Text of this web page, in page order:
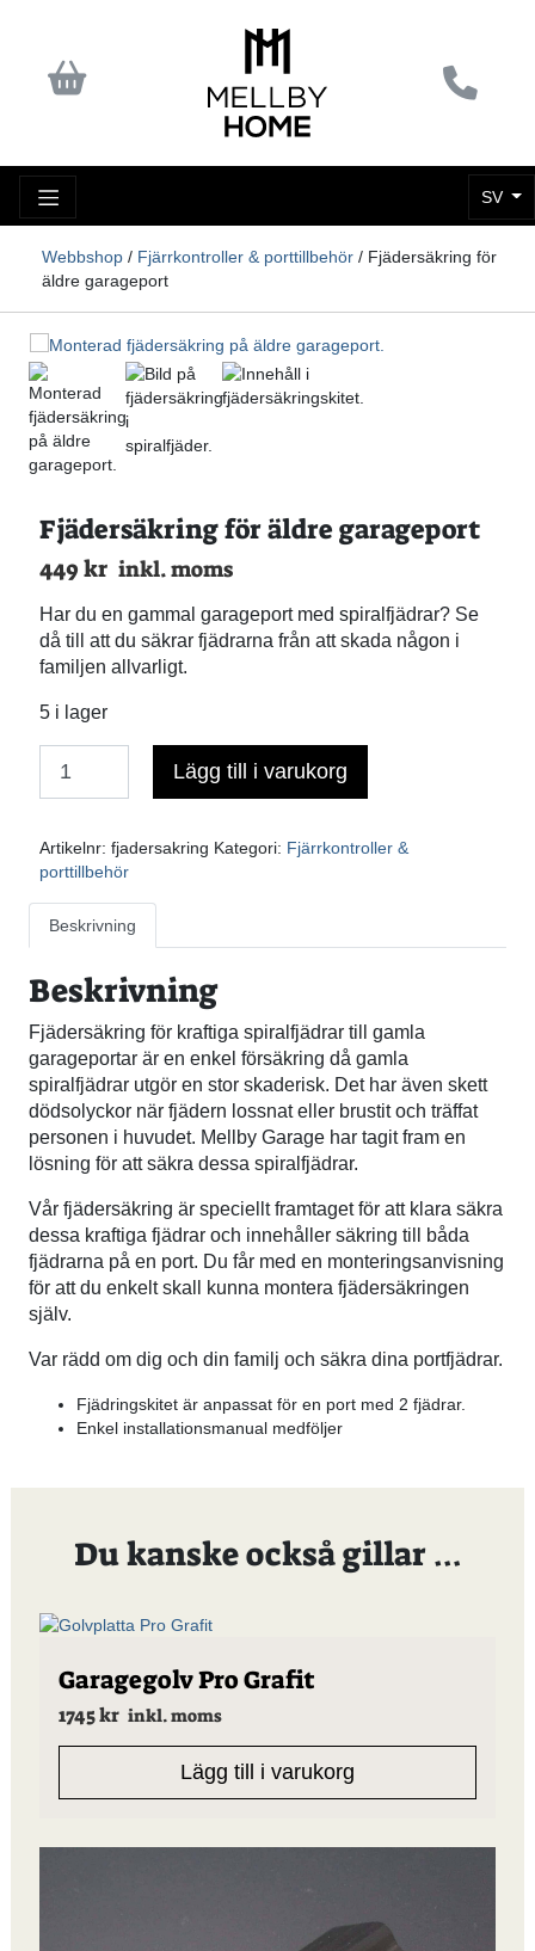
SV
Webbshop / Fjärrkontroller & porttillbehör / Fjädersäkring för
äldre garageport
Fjädersäkring för äldre garageport
449 kr inkl. moms
Har du en gammal garageport med spiralfjädrar? Se
då till att du säkrar fjädrarna från att skada någon i
familjen allvarligt.
5 i lager
Antal
Lägg till i varukorg
Artikelnr: fjadersakring Kategori: Fjärrkontroller &
porttillbehör
Beskrivning
Beskrivning
Fjädersäkring för kraftiga spiralfjädrar till gamla
garageportar är en enkel försäkring då gamla
spiralfjädrar utgör en stor skaderisk. Det har även skett
dödsolyckor när fjädern lossnat eller brustit och träffat
personen i huvudet. Mellby Garage har tagit fram en
lösning för att säkra dessa spiralfjädrar.
Vår fjädersäkring är speciellt framtaget för att klara säkra
dessa kraftiga fjädrar och innehåller säkring till båda
fjädrarna på en port. Du får med en monteringsanvisning
för att du enkelt skall kunna montera fjädersäkringen
själv.
Var rädd om dig och din familj och säkra dina portfjädrar.
Fjädringskitet är anpassat för en port med 2 fjädrar.
Enkel installationsmanual medföljer
Du kanske också gillar …
Garagegolv Pro Grafit
1745kr inkl. moms
Lägg till i varukorg